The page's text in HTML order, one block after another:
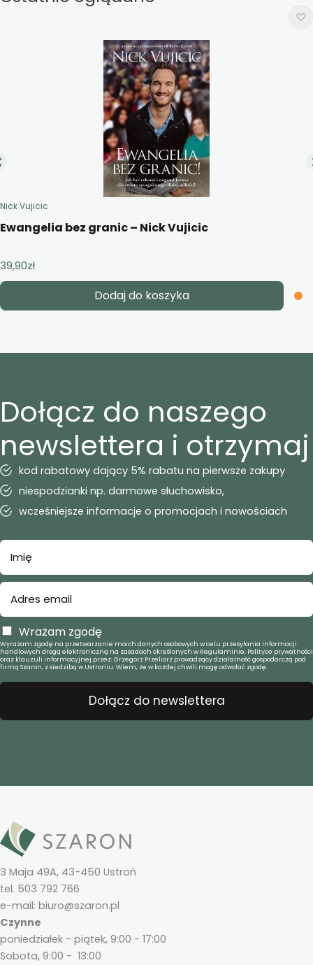
Nick Vujicic
Ewangelia bez granic – Nick Vujicic
39,90zł
Dodaj do koszyka
Dołącz do naszego
newslettera i otrzymaj
kod rabatowy dający 5% rabatu na pierwsze zakupy
niespodzianki np. darmowe słuchowisko,
wcześniejsze informacje o promocjach i nowościach
Wrażam zgodę
Wyrażam zgodę na przetwarzanie moich danych osobowych w celu przesyłania informacji
handlowych drogą elektroniczną na zasadach określonych w Regulaminie, Polityce prywatności
oraz klauzuli informacyjnej przez: Grzegorz Przeliorz prowadzący działalność gospodarczą pod
firmą Szaron, z siedzibą w Ustroniu. Wiem, że w każdej chwili mogę odwołać zgodę.
Dołącz do newslettera
3 Maja 49A, 43-450 Ustroń
tel. 503 792 766
e-mail: biuro@szaron.pl
Czynne
poniedziałek - piątek, 9:00 - 17:00
Sobota, 9:00 - 13:00